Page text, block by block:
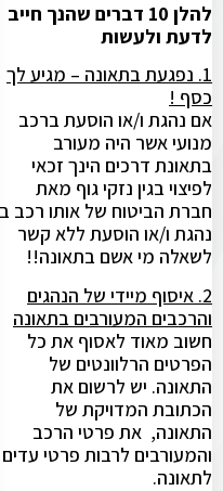
להלן 10 דברים שהנך חייב
לדעת ולעשות
1. נפגעת בתאונה – מגיע לך
כסף !
אם נהגת ו/או הוסעת ברכב
מנועי אשר היה מעורב
בתאונת דרכים הינך זכאי
לפיצוי בגין נזקי גוף מאת
חברת הביטוח של אותו רכב בו
נהגת ו/או הוסעת ללא קשר
לשאלה מי אשם בתאונה!!
2. איסוף מיידי של הנהגים
והרכבים המעורבים בתאונה
חשוב מאוד לאסוף את כל
הפרטים הרלוונטים של
התאונה. יש לרשום את
הכתובת המדויקת של
התאונה, את פרטי הרכב
והמעורבים לרבות פרטי עדים
לתאונה.